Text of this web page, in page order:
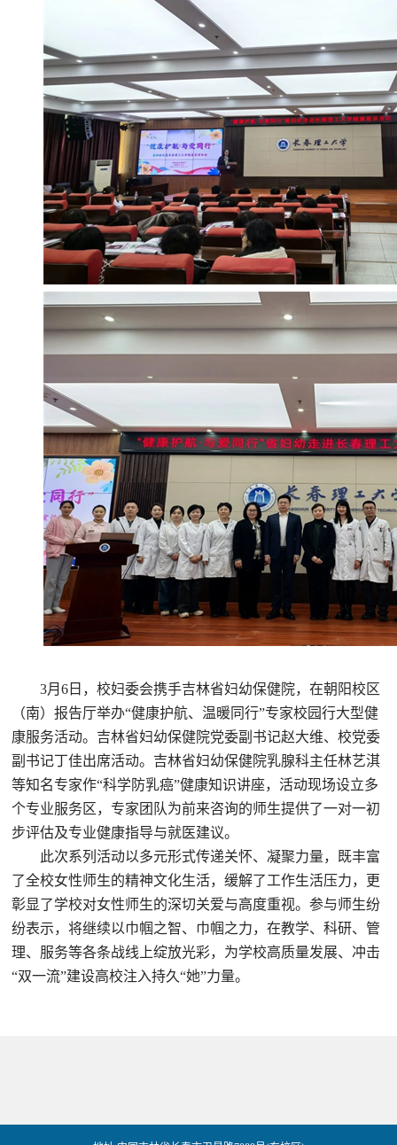
3月6日，校妇委会携手吉林省妇幼保健院，在朝阳校区
（南）报告厅举办“健康护航、温暖同行”专家校园行大型健
康服务活动。吉林省妇幼保健院党委副书记赵大维、校党委
副书记丁佳出席活动。吉林省妇幼保健院乳腺科主任林艺淇
等知名专家作“科学防乳癌”健康知识讲座，活动现场设立多
个专业服务区，专家团队为前来咨询的师生提供了一对一初
步评估及专业健康指导与就医建议。
此次系列活动以多元形式传递关怀、凝聚力量，既丰富
了全校女性师生的精神文化生活，缓解了工作生活压力，更
彰显了学校对女性师生的深切关爱与高度重视。参与师生纷
纷表示，将继续以巾帼之智、巾帼之力，在教学、科研、管
理、服务等各条战线上绽放光彩，为学校高质量发展、冲击
“双一流”建设高校注入持久“她”力量。